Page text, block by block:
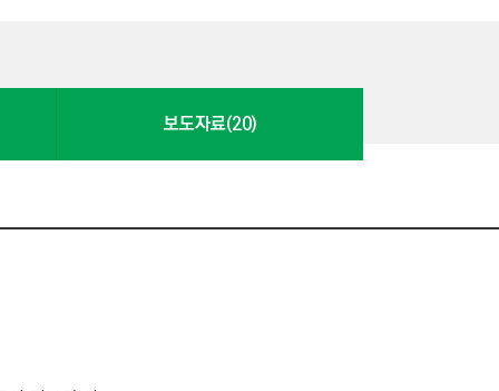
보도자료(20)